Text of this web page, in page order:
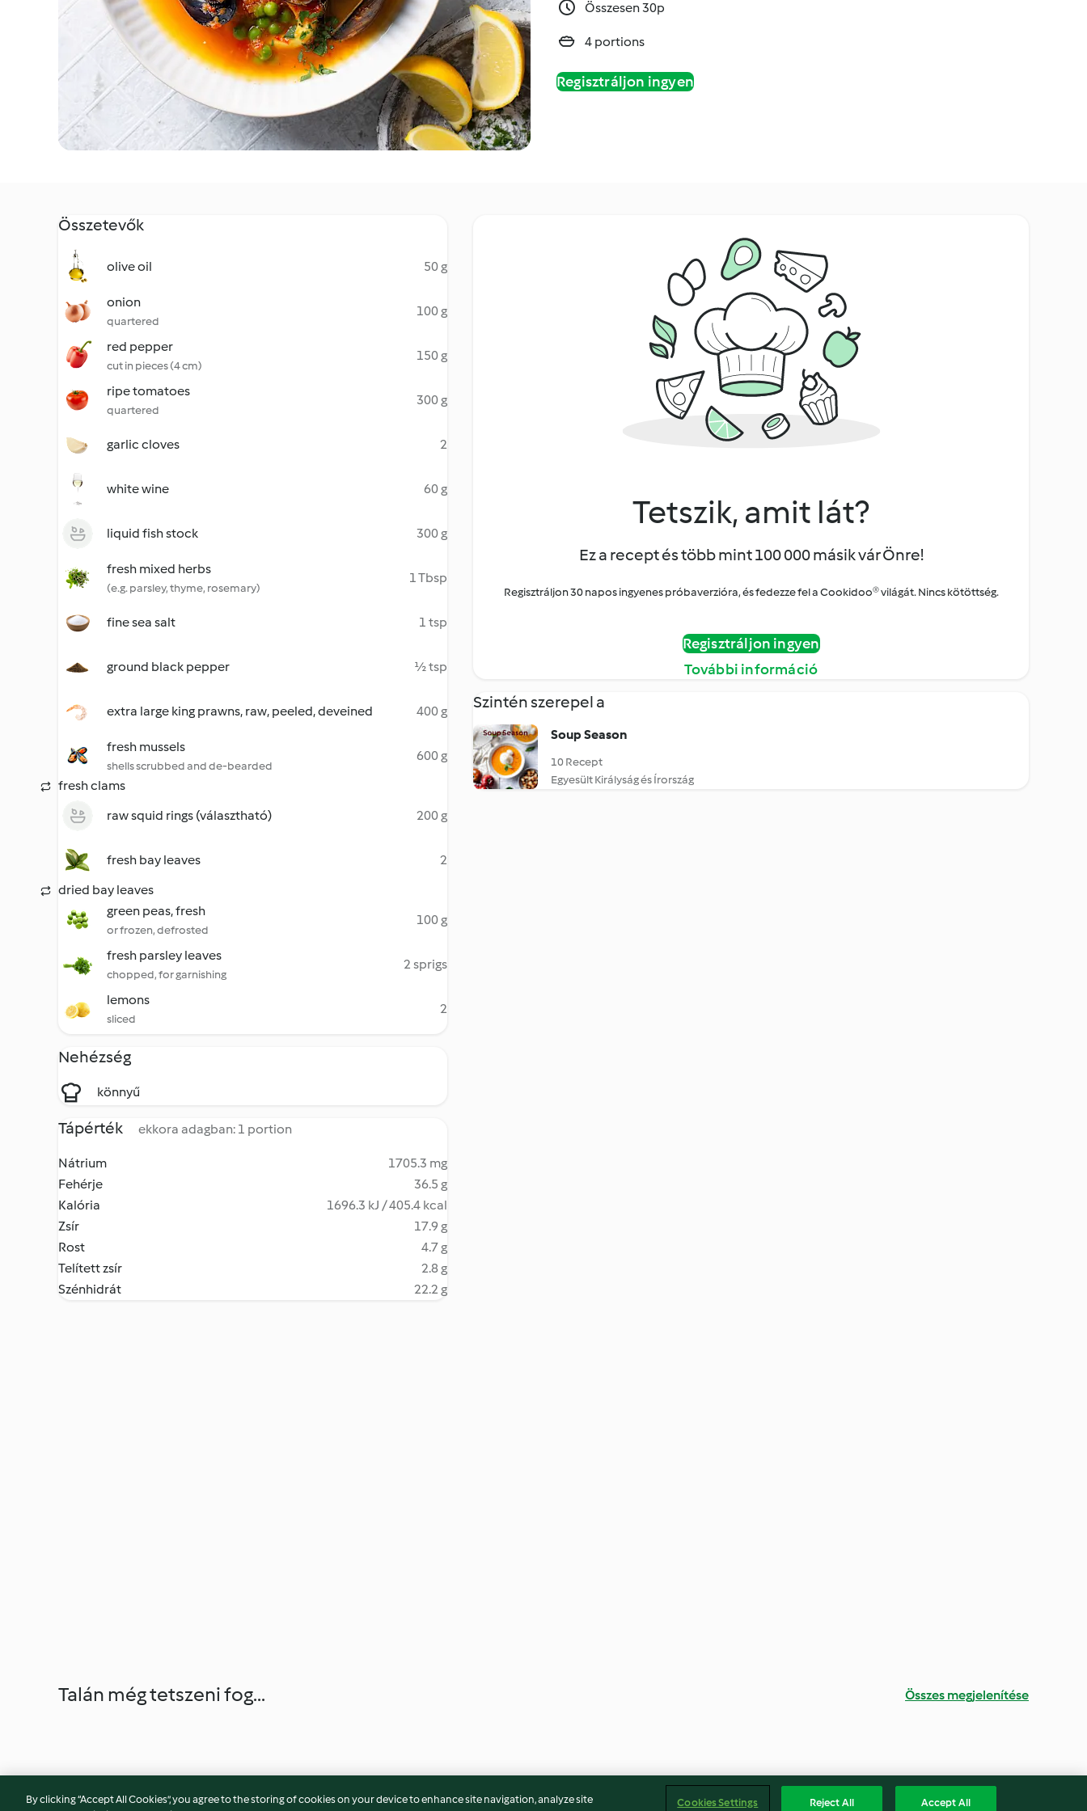
Összesen 30p
4 portions
Regisztráljon ingyen
Összetevők
olive oil 50 g
onion
quartered
100 g
red pepper
cut in pieces (4 cm)
150 g
ripe tomatoes
quartered
300 g
garlic cloves 2
white wine 60 g
liquid fish stock 300 g
fresh mixed herbs
(e.g. parsley, thyme, rosemary)
1 Tbsp
fine sea salt 1 tsp
ground black pepper ½ tsp
extra large king prawns, raw, peeled, deveined 400 g
fresh mussels
shells scrubbed and de-bearded
600 g
fresh clams
raw squid rings (választható)
200 g
fresh bay leaves
2
dried bay leaves
green peas, fresh
or frozen, defrosted
100 g
fresh parsley leaves
chopped, for garnishing
2 sprigs
lemons
sliced
2
Nehézség
könnyű
Tápérték ekkora adagban: 1 portion
Nátrium
1705.3 mg
Fehérje
36.5 g
Kalória
1696.3 kJ / 405.4 kcal
Zsír
17.9 g
Rost
4.7 g
Telített zsír
2.8 g
Szénhidrát
22.2 g
Tetszik, amit lát?
Ez a recept és több mint 100 000 másik vár Önre!
Regisztráljon 30 napos ingyenes próbaverzióra, és fedezze fel a Cookidoo® világát. Nincs kötöttség.
Regisztráljon ingyen
További információ
Szintén szerepel a
Soup Season
10 Recept
Egyesült Királyság és Írország
Talán még tetszeni fog... Összes megjelenítése
By clicking “Accept All Cookies”, you agree to the storing of cookies on your device to enhance site navigation, analyze site
Cookies Settings Reject All Accept All